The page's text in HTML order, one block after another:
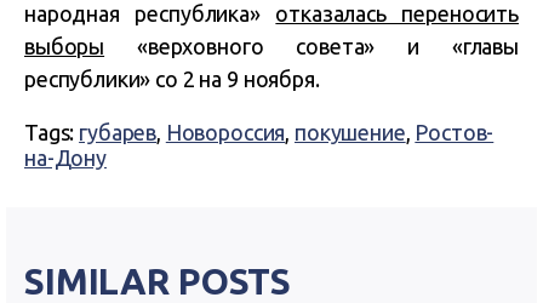
народная республика» отказалась переносить
выборы «верховного совета» и «главы
республики» со 2 на 9 ноября.
Tags: губарев, Новороссия, покушение, Ростов-
на-Дону
SIMILAR POSTS